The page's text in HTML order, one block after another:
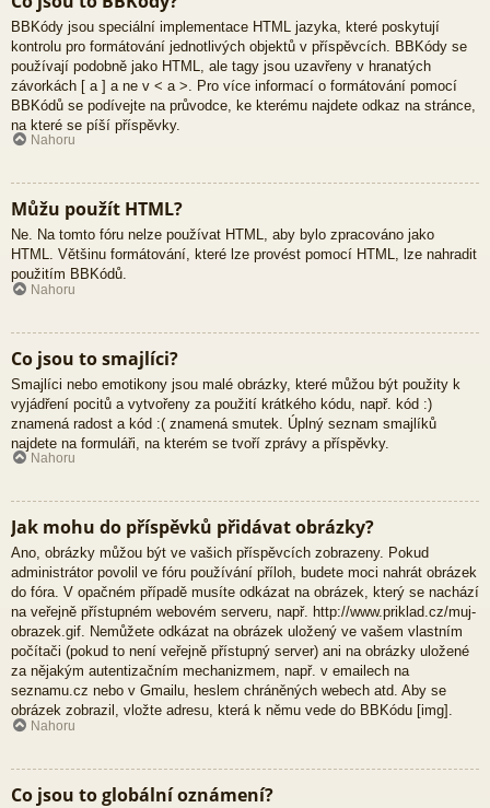
BBKódy jsou speciální implementace HTML jazyka, které poskytují
kontrolu pro formátování jednotlivých objektů v příspěvcích. BBKódy se
používají podobně jako HTML, ale tagy jsou uzavřeny v hranatých
závorkách [ a ] a ne v < a >. Pro více informací o formátování pomocí
BBKódů se podívejte na průvodce, ke kterému najdete odkaz na stránce,
na které se píší příspěvky.
Nahoru
Můžu použít HTML?
Ne. Na tomto fóru nelze používat HTML, aby bylo zpracováno jako
HTML. Většinu formátování, které lze provést pomocí HTML, lze nahradit
použitím BBKódů.
Nahoru
Co jsou to smajlíci?
Smajlíci nebo emotikony jsou malé obrázky, které můžou být použity k
vyjádření pocitů a vytvořeny za použití krátkého kódu, např. kód :)
znamená radost a kód :( znamená smutek. Úplný seznam smajlíků
najdete na formuláři, na kterém se tvoří zprávy a příspěvky.
Nahoru
Jak mohu do příspěvků přidávat obrázky?
Ano, obrázky můžou být ve vašich příspěvcích zobrazeny. Pokud
administrátor povolil ve fóru používání příloh, budete moci nahrát obrázek
do fóra. V opačném případě musíte odkázat na obrázek, který se nachází
na veřejně přístupném webovém serveru, např. http://www.priklad.cz/muj-
obrazek.gif. Nemůžete odkázat na obrázek uložený ve vašem vlastním
počítači (pokud to není veřejně přístupný server) ani na obrázky uložené
za nějakým autentizačním mechanizmem, např. v emailech na
seznamu.cz nebo v Gmailu, heslem chráněných webech atd. Aby se
obrázek zobrazil, vložte adresu, která k němu vede do BBKódu [img].
Nahoru
Co jsou to globální oznámení?